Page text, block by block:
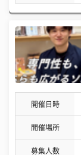
開催日時
開催場所
募集人数